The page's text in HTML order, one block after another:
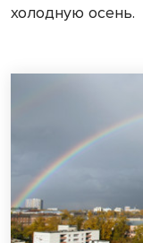
холодную осень.